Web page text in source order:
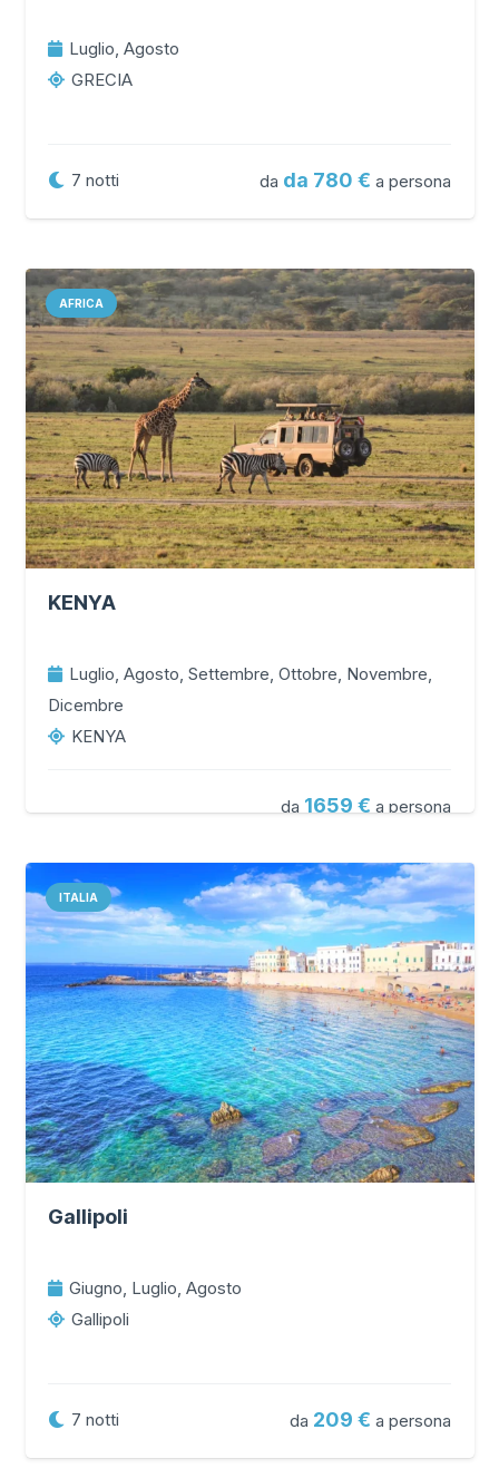
Luglio, Agosto
GRECIA
7 notti da da 780 a persona
AFRICA
KENYA
Luglio, Agosto, Settembre, Ottobre, Novembre,
Dicembre
KENYA
da 1659 a persona
ITALIA
Gallipoli
Giugno, Luglio, Agosto
Gallipoli
7 notti da 209 a persona